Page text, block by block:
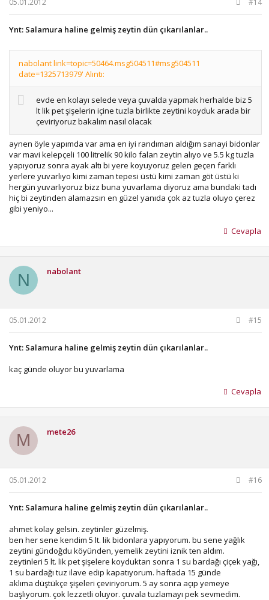
05.01.2012 #14
Ynt: Salamura haline gelmiş zeytin dün çıkarılanlar..
nabolant link=topic=50464.msg504511#msg504511
date=1325713979' Alıntı:
evde en kolayı selede veya çuvalda yapmak herhalde biz 5
lt lik pet şişelerin içine tuzla birlikte zeytini koyduk arada bir
çeviriyoruz bakalım nasıl olacak
aynen öyle yapımda var ama en iyi randıman aldığım sanayi bidonlar
var mavi kelepçeli 100 litrelik 90 kilo falan zeytin alıyo ve 5.5 kg tuzla
yapıyoruz sonra ayak altı bi yere koyuyoruz gelen geçen farklı
yerlere yuvarlıyo kimi zaman tepesi üstü kimi zaman göt üstü ki
hergün yuvarlıyoruz bizz buna yuvarlama diyoruz ama bundaki tadı
hiç bi zeytinden alamazsın en güzel yanıda çok az tuzla oluyo çerez
gibi yeniyo...
Cevapla
N nabolant
05.01.2012 #15
Ynt: Salamura haline gelmiş zeytin dün çıkarılanlar..
kaç günde oluyor bu yuvarlama
Cevapla
M mete26
05.01.2012 #16
Ynt: Salamura haline gelmiş zeytin dün çıkarılanlar..
ahmet kolay gelsin. zeytinler güzelmiş.
ben her sene kendim 5 lt. lik bidonlara yapıyorum. bu sene yağlık
zeytini gündoğdu köyünden, yemelik zeytini iznik ten aldım.
zeytinleri 5 lt. lik pet şişelere koyduktan sonra 1 su bardağı çiçek yağı,
1 su bardağı tuz ilave edip kapatıyorum. haftada 15 günde
aklıma düştükçe şişeleri çeviriyorum. 5 ay sonra açıp yemeye
başlıyorum. çok lezzetli oluyor. çuvala tuzlamayı pek sevmedim.